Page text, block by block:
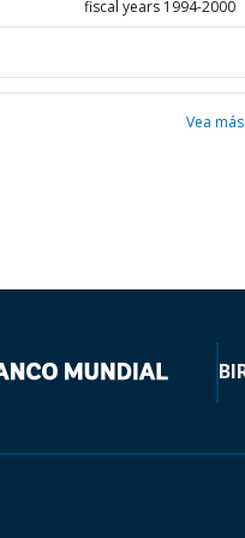
fiscal years 1994-2000
Vea más